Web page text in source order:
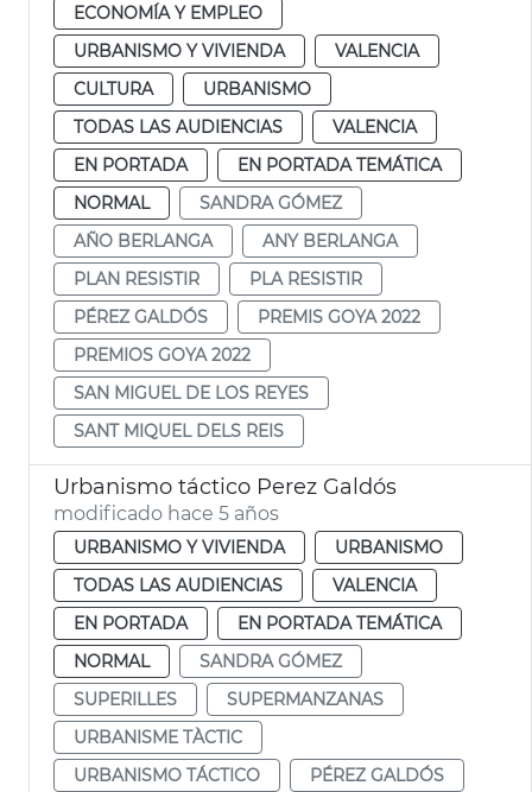
ECONOMÍA Y EMPLEO
URBANISMO Y VIVIENDA
VALENCIA
CULTURA
URBANISMO
TODAS LAS AUDIENCIAS
VALENCIA
EN PORTADA
EN PORTADA TEMÁTICA
NORMAL
SANDRA GÓMEZ
AÑO BERLANGA
ANY BERLANGA
PLAN RESISTIR
PLA RESISTIR
PÉREZ GALDÓS
PREMIS GOYA 2022
PREMIOS GOYA 2022
SAN MIGUEL DE LOS REYES
SANT MIQUEL DELS REIS
Urbanismo táctico Perez Galdós
modificado hace 5 años
URBANISMO Y VIVIENDA
URBANISMO
TODAS LAS AUDIENCIAS
VALENCIA
EN PORTADA
EN PORTADA TEMÁTICA
NORMAL
SANDRA GÓMEZ
SUPERILLES
SUPERMANZANAS
URBANISME TÀCTIC
URBANISMO TÁCTICO
PÉREZ GALDÓS